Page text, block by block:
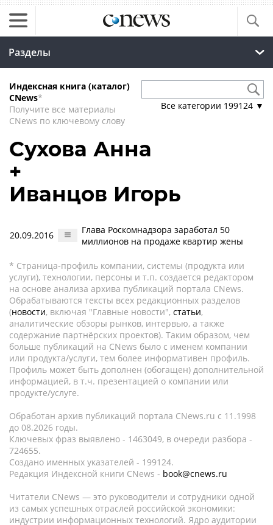
Разделы
Индексная книга (каталог)
CNews*
Получите все материалы
CNews по ключевому слову
Все категории 199124 ▼
Сухова Анна
+
Иванцов Игорь
20.09.2016
Глава Роскомнадзора заработал 50
миллионов на продаже квартир жены
* Страница-профиль компании, системы (продукта или
услуги), технологии, персоны и т.п. создается редактором
на основе анализа архива публикаций портала CNews.
Обрабатываются тексты всех редакционных разделов
(новости, включая "Главные новости", статьи,
аналитические обзоры рынков, интервью, а также
содержание партнёрских проектов). Таким образом, чем
больше публикаций на CNews было с именем компании
или продукта/услуги, тем более информативен профиль.
Профиль может быть дополнен (обогащен) дополнительной
информацией, в т.ч. презентацией о компании или
продукте/услуге.
Обработан архив публикаций портала CNews.ru c 11.1998
до 08.2026 годы.
Ключевых фраз выявлено - 1463049, в очереди разбора -
724655.
Создано именных указателей - 199124.
Редакция Индексной книги CNews - book@cnews.ru
Читатели CNews — это руководители и сотрудники одной
из самых успешных отраслей российской экономики:
индустрии информационных технологий. Ядро аудитории